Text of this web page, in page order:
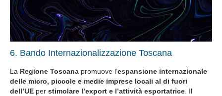
6. Bando Internazionalizzazione Toscana
La Regione Toscana promuove l’espansione internazionale
delle micro, piccole e medie imprese locali al di fuori
dell’UE per stimolare l’export e l’attività esportatrice . Il